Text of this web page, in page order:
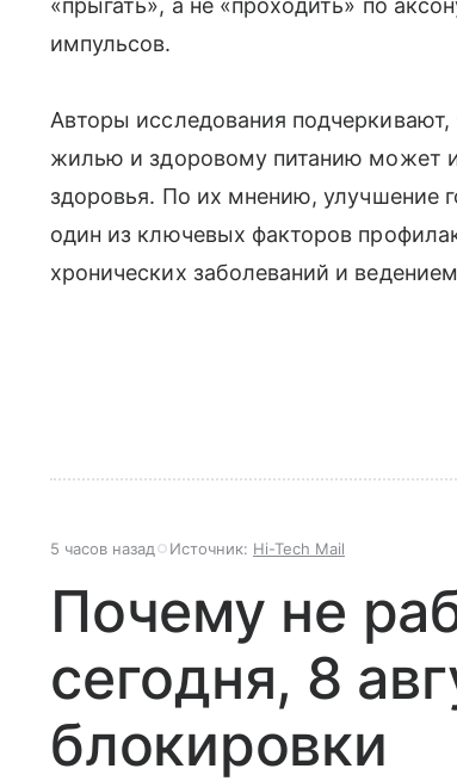
«прыгать», а не «проходить» по
импульсов.
Авторы исследования
жилью и здоровому питанию может
здоровья. По их мнению, улучшение
один из ключевых факторов
хронических заболеваний и
5 часов назад Источник: Hi-Tech Mail
Почему не
сегодня, 8
блокировки